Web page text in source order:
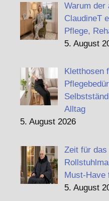
Warum der
ClaudineT
Pflege,
5. August
Kletthosen
Alltag
5. August 2026
Zeit für
Must-Have
5. August